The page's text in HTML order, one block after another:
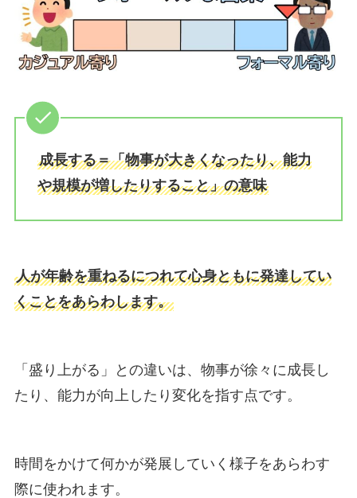
成長する＝「物事が大きくなったり、能力
や規模が増したりすること」の意味
人が年齢を重ねるにつれて心身ともに発達してい
くことをあらわします。
「盛り上がる」との違いは、物事が徐々に成長し
たり、能力が向上したり変化を指す点です。
時間をかけて何かが発展していく様子をあらわす
際に使われます。